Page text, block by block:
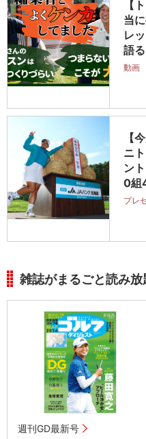
【
当
レ
語
動画
【
ニ
ン
0組
プレ
雑誌がまるごと読み放
週刊GD最新号